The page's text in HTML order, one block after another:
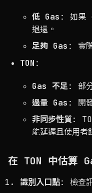
低 Gas : 如果
退還。
足夠 Gas : 實
TON :
Gas 不足: 部
過量 Gas : 開
非同步性質:
能延遲且使用者
在 TON 中估算
識別入口點: 檢查